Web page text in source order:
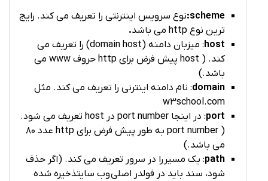
scheme: نوع سرویس اینترنتی را تعریف می کند. رایج
ترین نوع http می باشد
.
host
: میزبان دامنه (domain host) را تعریف می
کند. ( host پیش فرض برای http حروف www می
باشد.)
domain: نام دامنه اینترنی را تعریف می کند. مثل
w3school.com
port
: در اینجا port number در host تعریف می شود.
( port number به طور پیش فرض برای http عدد 80
می باشد.)
path: یک مسیر را در سرور تعریف می کند. (اگر حذف
شود، سند باید در فولدر اصلی وب سایتذخیره شده